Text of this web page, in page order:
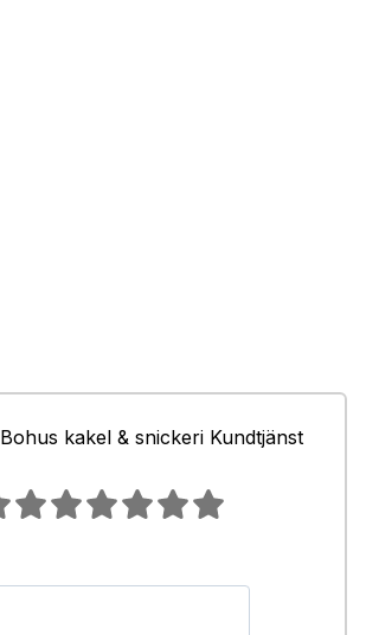
Bohus kakel & snickeri Kundtjänst